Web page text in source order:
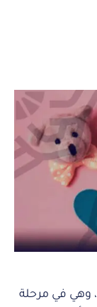
وهي في مرحلة